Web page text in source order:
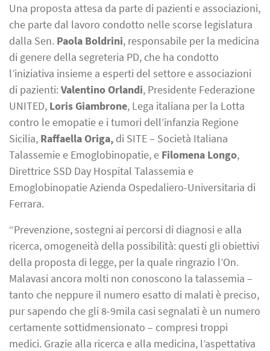
Una proposta attesa da parte di pazienti e associazioni,
che parte dal lavoro condotto nelle scorse legislatura
dalla Sen. Paola Boldrini, responsabile per la medicina
di genere della segreteria PD, che ha condotto
l’iniziativa insieme a esperti del settore e associazioni
di pazienti: Valentino Orlandi, Presidente Federazione
UNITED, Loris Giambrone, Lega italiana per la Lotta
contro le emopatie e i tumori dell’infanzia Regione
Sicilia, Raffaella Origa, di SITE – Società Italiana
Talassemie e Emoglobinopatie, e Filomena Longo,
Direttrice SSD Day Hospital Talassemia e
Emoglobinopatie Azienda Ospedaliero-Universitaria di
Ferrara.
“Prevenzione, sostegni ai percorsi di diagnosi e alla
ricerca, omogeneità della possibilità: questi gli obiettivi
della proposta di legge, per la quale ringrazio l’On.
Malavasi ancora molti non conoscono la talassemia –
tanto che neppure il numero esatto di malati è preciso,
pur sapendo che gli 8-9mila casi segnalati è un numero
certamente sottidmensionato – compresi troppi
medici. Grazie alla ricerca e alla medicina, l’aspettativa